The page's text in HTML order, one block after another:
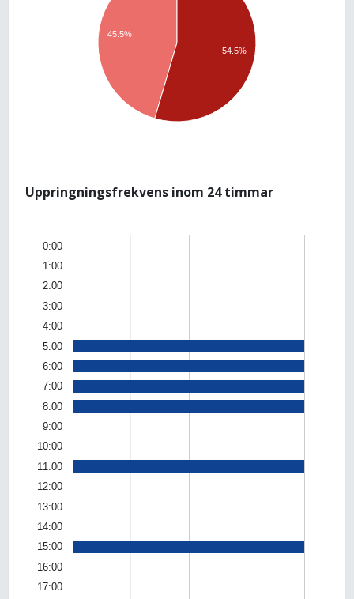
45.5%
54.5%
Uppringningsfrekvens inom 24 timmar
0:00
1:00
2:00
3:00
4:00
5:00
6:00
7:00
8:00
9:00
10:00
11:00
12:00
13:00
14:00
15:00
16:00
17:00